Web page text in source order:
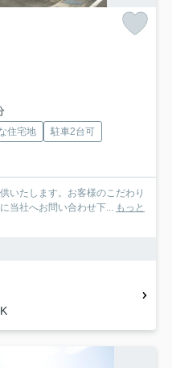
住宅地
駐車2台可
いたします。お客様のこだわり
当社へお問い合わせ下... もっと